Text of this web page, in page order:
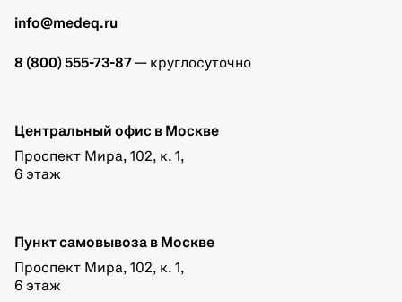
info@medeq.ru
8 (800) 555-73-87 — круглосуточно
Центральный офис в Москве
Проспект Мира, 102, к. 1,
6 этаж
Пункт самовывоза в Москве
Проспект Мира, 102, к. 1,
6 этаж